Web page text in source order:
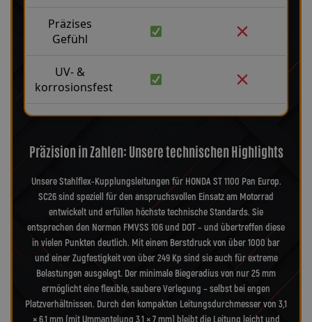
Präzises
Gefühl
UV- &
korrosionsfest
Präzision in Zahlen: Unsere technischen Highlights
Unsere Stahlflex-Kupplungsleitungen für HONDA ST 1100 Pan Europ.
SC26 sind speziell für den anspruchsvollen Einsatz am Motorrad
entwickelt und erfüllen höchste technische Standards. Sie
entsprechen den Normen FMVSS 106 und DOT – und übertreffen diese
in vielen Punkten deutlich. Mit einem Berstdruck von über 1000 bar
und einer Zugfestigkeit von über 249 Kp sind sie auch für extreme
Belastungen ausgelegt. Der minimale Biegeradius von nur 25 mm
ermöglicht eine flexible, saubere Verlegung – selbst bei engen
Platzverhältnissen. Durch den kompakten Leitungsdurchmesser von 3,1
× 6,1 mm (mit Ummantelung 3,1 × 7 mm) bleibt die Leitung leicht und